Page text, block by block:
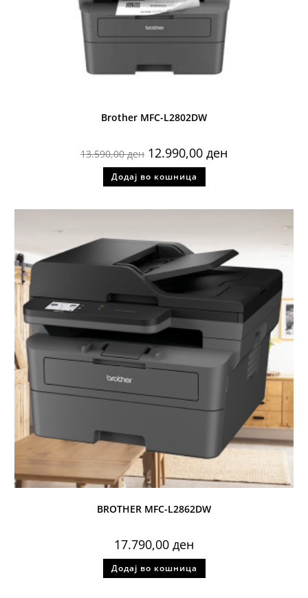
Brother MFC-L2802DW
13.590,00ден 12.990,00 ден
Додај во кошница
BROTHER MFC-L2862DW
17.790,00 ден
Додај во кошница